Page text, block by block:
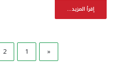
إقرأ المزيد...
«
1
2